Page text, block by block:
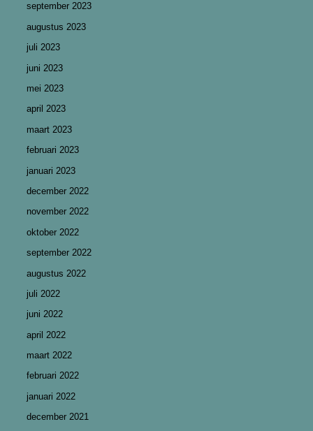
september 2023
augustus 2023
juli 2023
juni 2023
mei 2023
april 2023
maart 2023
februari 2023
januari 2023
december 2022
november 2022
oktober 2022
september 2022
augustus 2022
juli 2022
juni 2022
april 2022
maart 2022
februari 2022
januari 2022
december 2021